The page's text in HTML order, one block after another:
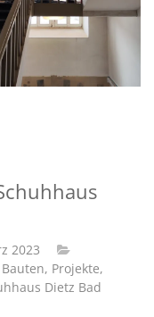
2023
, Projekte,
Dietz Bad